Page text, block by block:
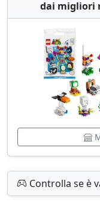
dai migliori
Controlla se è